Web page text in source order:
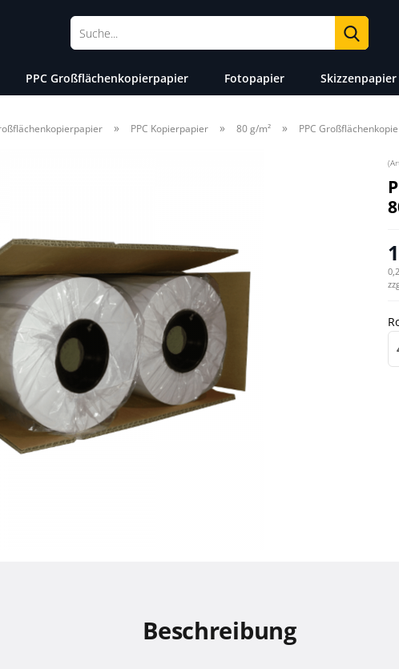
PPC Großflächenkopierpapier Fotopapier Skizzenpapier
» PPC Kopierpapier » 80 g/m² » PPC
Beschreibung